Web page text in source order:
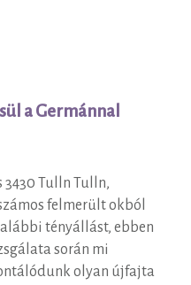
a Germánnal
Tulln Tulln,
felmerült okból
tényállást, ebben
során mi
olyan újfajta